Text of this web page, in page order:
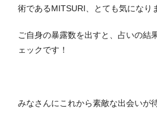
術であるMITSURI、とても気になり
ご自身の暴露数を出すと、占いの結
ェックです！
みなさんにこれから素敵な出会いが